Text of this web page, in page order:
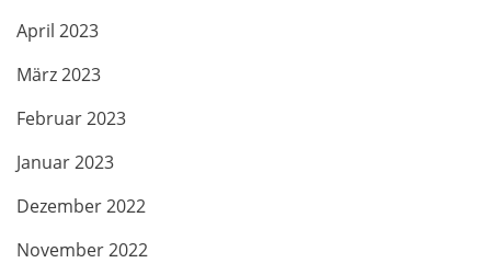
April 2023
März 2023
Februar 2023
Januar 2023
Dezember 2022
November 2022